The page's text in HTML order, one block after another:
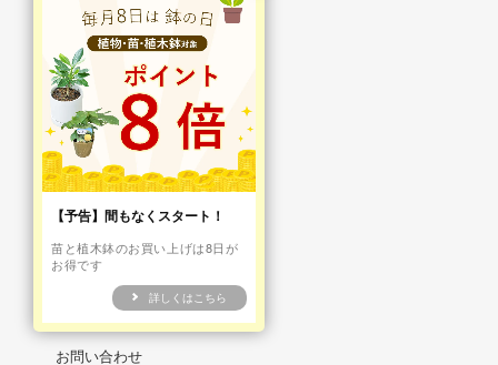
メルマガ登録・解除
RSS/ATOM
新規会員登録
ログイン
お問い合わせ
【予告】間もなくスタート！
苗と植木鉢のお買い上げは8日が
お得です
詳しくはこちら